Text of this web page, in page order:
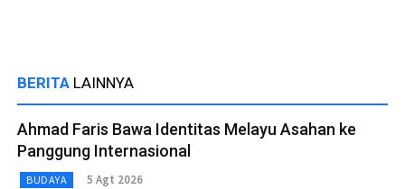
BERITA LAINNYA
Ahmad Faris Bawa Identitas Melayu Asahan ke
Panggung Internasional
BUDAYA 5 Agt 2026